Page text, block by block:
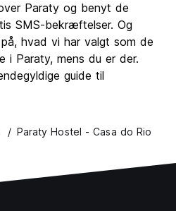
Paraty og benyt de
SMS-bekræftelser. Og
hvad vi har valgt som de
i Paraty, mens du er der.
guide til
Paraty Hostel - Casa do Rio